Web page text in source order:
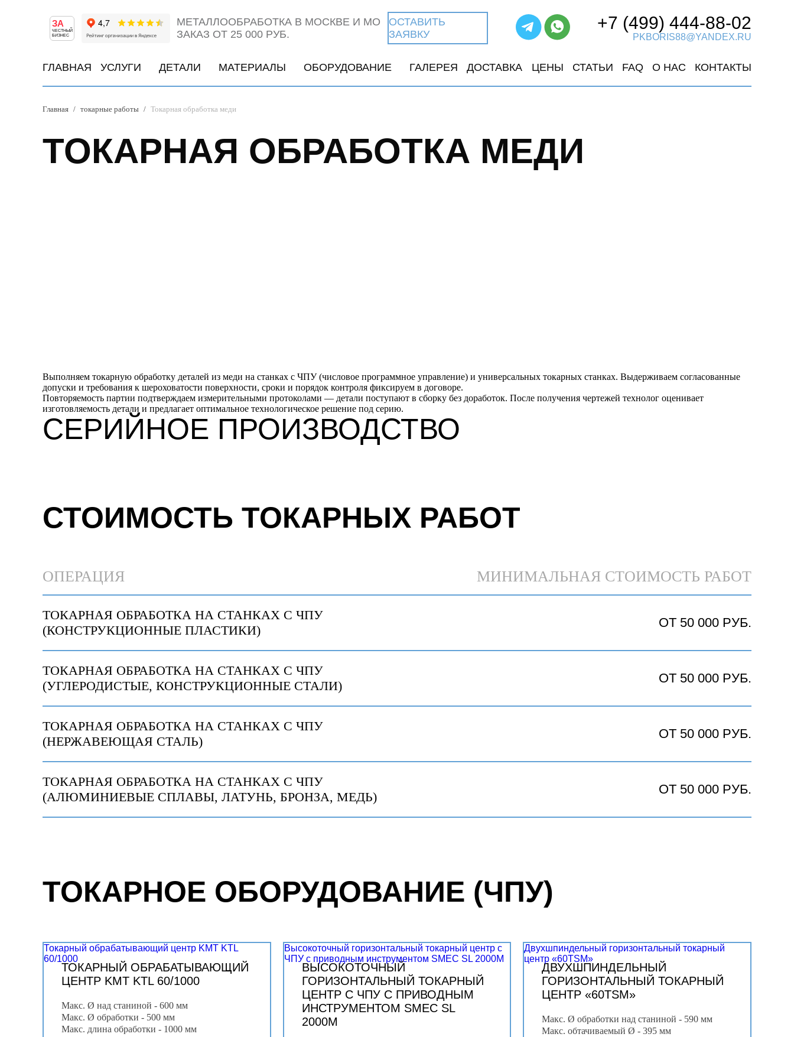
ЗА
ЧЕСТНЫЙ
БИЗНЕС
МЕТАЛЛООБРАБОТКА В МОСКВЕ И МО
ЗАКАЗ ОТ 25 000 РУБ.
ОСТАВИТЬ
ЗАЯВКУ
+7 (499) 444-88-02
PKBORIS88@YANDEX.RU
ГЛАВНАЯ УСЛУГИ ДЕТАЛИ МАТЕРИАЛЫ ОБОРУДОВАНИЕ ГАЛЕРЕЯ ДОСТАВКА ЦЕНЫ СТАТЬИ FAQ О НАС КОНТАКТЫ
Главная / токарные работы / Токарная обработка меди
ТОКАРНАЯ ОБРАБОТКА МЕДИ
Выполняем токарную обработку деталей из меди на станках с ЧПУ (числовое программное управление) и универсальных токарных станках. Выдерживаем согласованные
допуски и требования к шероховатости поверхности, сроки и порядок контроля фиксируем в договоре.
Повторяемость партии подтверждаем измерительными протоколами — детали поступают в сборку без доработок. После получения чертежей технолог оценивает
изготовляемость детали и предлагает оптимальное технологическое решение под серию.
СЕРИЙНОЕ ПРОИЗВОДСТВО
СТОИМОСТЬ ТОКАРНЫХ РАБОТ
ОПЕРАЦИЯ МИНИМАЛЬНАЯ СТОИМОСТЬ РАБОТ
ТОКАРНАЯ ОБРАБОТКА НА СТАНКАХ С ЧПУ
(КОНСТРУКЦИОННЫЕ ПЛАСТИКИ)
ОТ 50 000 РУБ.
ТОКАРНАЯ ОБРАБОТКА НА СТАНКАХ С ЧПУ
(УГЛЕРОДИСТЫЕ, КОНСТРУКЦИОННЫЕ СТАЛИ)
ОТ 50 000 РУБ.
ТОКАРНАЯ ОБРАБОТКА НА СТАНКАХ С ЧПУ
(НЕРЖАВЕЮЩАЯ СТАЛЬ)
ОТ 50 000 РУБ.
ТОКАРНАЯ ОБРАБОТКА НА СТАНКАХ С ЧПУ
(АЛЮМИНИЕВЫЕ СПЛАВЫ, ЛАТУНЬ, БРОНЗА, МЕДЬ)
ОТ 50 000 РУБ.
ТОКАРНОЕ ОБОРУДОВАНИЕ (ЧПУ)
ТОКАРНЫЙ ОБРАБАТЫВАЮЩИЙ
ЦЕНТР KMT KTL 60/1000
Макс. Ø над станиной - 600 мм
Макс. Ø обработки - 500 мм
Макс. длина обработки - 1000 мм
Токарный обрабатывающий центр KMT KTL
60/1000
ВЫСОКОТОЧНЫЙ
ГОРИЗОНТАЛЬНЫЙ ТОКАРНЫЙ
ЦЕНТР С ЧПУ С ПРИВОДНЫМ
ИНСТРУМЕНТОМ SMEC SL
2000M
Высокоточный горизонтальный токарный центр с
ЧПУ с приводным инструментом SMEC SL 2000M
ДВУХШПИНДЕЛЬНЫЙ
ГОРИЗОНТАЛЬНЫЙ ТОКАРНЫЙ
ЦЕНТР «60TSM»
Макс. Ø обработки над станиной - 590 мм
Макс. обтачиваемый Ø - 395 мм
Двухшпиндельный горизонтальный токарный
центр «60TSM»